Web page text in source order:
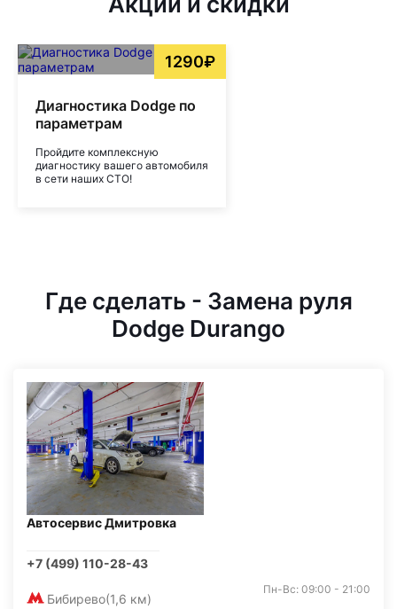
1290₽
Диагностика Dodge по
параметрам
Пройдите комплексную
диагностику вашего автомобиля
в сети наших СТО!
Где сделать - Замена руля
Dodge Durango
Автосервис Дмитровка
+7 (499) 110-28-43
Бибирево(1,6 км)
Пн-Вс: 09:00 - 21:00